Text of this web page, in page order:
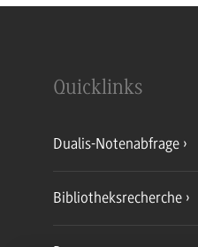
Quicklinks
Dualis-Notenabfrage
Bibliotheksrecherche